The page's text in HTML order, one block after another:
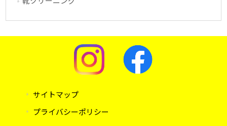
サイトマップ
プライバシーポリシー